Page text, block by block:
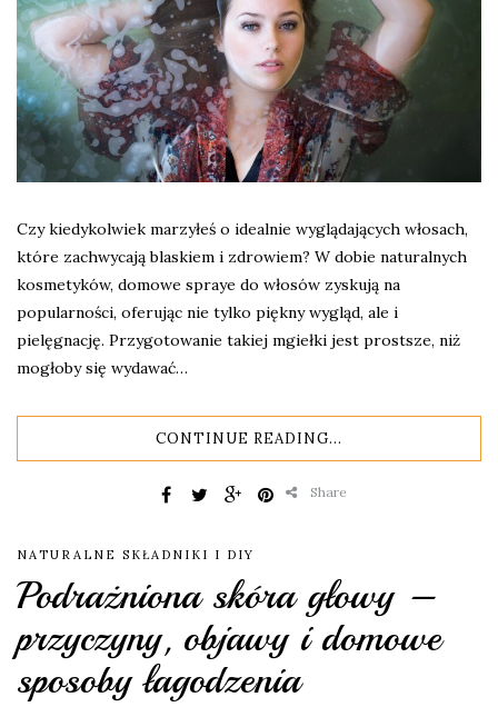
Czy kiedykolwiek marzyłeś o idealnie wyglądających włosach,
które zachwycają blaskiem i zdrowiem? W dobie naturalnych
kosmetyków, domowe spraye do włosów zyskują na
popularności, oferując nie tylko piękny wygląd, ale i
pielęgnację. Przygotowanie takiej mgiełki jest prostsze, niż
mogłoby się wydawać…
CONTINUE READING...
Share
NATURALNE SKŁADNIKI I DIY
Podrażniona skóra głowy –
przyczyny, objawy i domowe
sposoby łagodzenia